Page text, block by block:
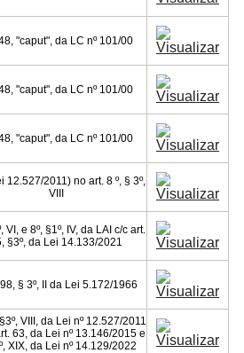
"caput", da LC nº 101/00
"caput", da LC nº 101/00
"caput", da LC nº 101/00
12.527/2011) no art. 8 º, § 3º,
VIII
VI, e 8º, §1º, IV, da LAI c/c art.
§3º, da Lei 14.133/2021
§ 3º, II da Lei 5.172/1966
VIII, da Lei nº 12.527/2011
63, da Lei nº 13.146/2015 e
XIX, da Lei nº 14.129/2022